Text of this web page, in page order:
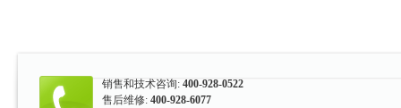
销售和技术咨询: 400-928-0522
售后维修: 400-928-6077